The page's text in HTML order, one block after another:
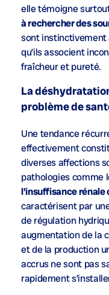
elle témoigne
à rechercher des
sont instinctivement
qu’ils associent
fraîcheur et pureté.
La
problème de
Une tendance
effectivement
diverses affections
pathologies comme
l’insuffisance rénale
caractérisent par
de régulation
augmentation de la
et de la production
accrus ne sont pas
rapidement